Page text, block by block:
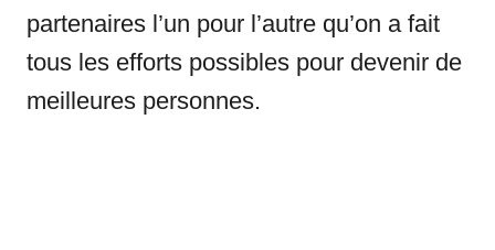
partenaires l’un pour l’autre qu’on a fait
tous les efforts possibles pour devenir de
meilleures personnes.